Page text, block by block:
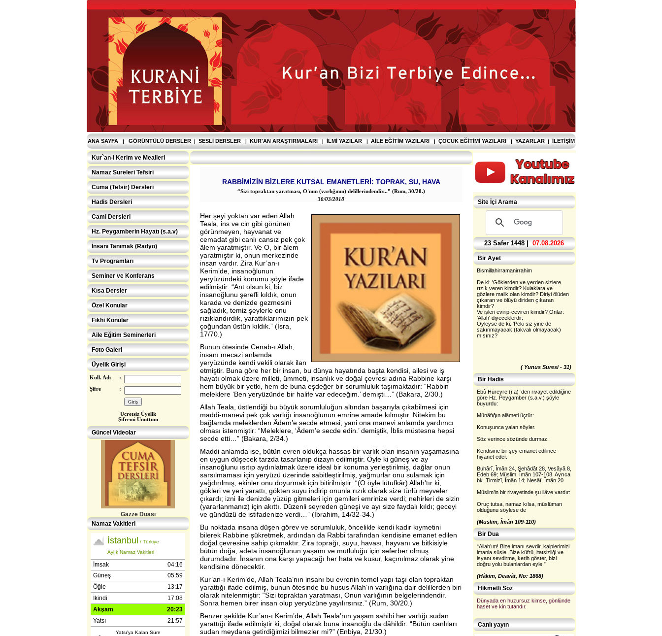
ANA SAYFA| GÖRÜNTÜLÜ DERSLER| SESLI DERSLER | KUR'AN ARAŞTIRMALARI | İLMI YAZILAR | AILE EĞITIM YAZILARI | ÇOCUK EĞITIMI YAZILARI | YAZARLAR| İLETIŞIM
Kur`an-i Kerim ve Mealleri
Namaz Sureleri Tefsiri
Cuma (Tefsir) Dersleri
Hadis Dersleri
Cami Dersleri
Hz. Peygamberin Hayatı (s.a.v)
İnsanı Tanımak (Radyo)
Tv Programları
Seminer ve Konferans
Kısa Dersler
Özel Konular
Fıkhi Konular
Aile Eğitim Seminerleri
Foto Galeri
Üyelik Girişi
Kull. Adı :
Şifre :
Ücretsiz Üyelik
Şifremi Unuttum
Güncel Videolar
Eğitimcilere ÖZEL
Gazze Duası
Gençlerle İletişim (Günışığı-
Reşitpaşa​) Abdülhamit Kahraman
Namaz Vakitleri
RABBİMİZİN BİZLERE KUTSAL EMANETLERİ: TOPRAK, SU, HAVA
“Sizi topraktan yaratması, O'nun (varlığının) delillerindendir...” (Rum, 30/20.)
30/03/2018
Her şeyi yoktan var eden Allah
Teala, ins ve cin gibi görünen
görünmeyen, hayvanat ve
cemadat gibi canlı cansız pek çok
âlem yaratmıştır. Ve O, bir âlem
yaratmıştır ki, onun merkezinde
insan vardır. Zira Kur’an-ı
Kerim’de, insanoğlunun
yeryüzündeki konumu şöyle ifade
edilmiştir: “Ant olsun ki, biz
insanoğlunu şerefli kıldık, onun
karada ve denizde gezmesini
sağladık, temiz şeylerle onu
rızıklandırdık, yarattıklarımızın pek
çoğundan üstün kıldık.” (İsra,
17/70.)
Bunun ötesinde Cenab-ı Allah,
insanı mecazi anlamda
yeryüzünde kendi vekili olarak ilan
etmiştir. Buna göre her bir insan, bu dünya hayatında başta kendisi, ailesi ve iş
hayatı olmak üzere milleti, ümmeti, insanlık ve doğal çevresi adına Rabbine karşı
hem büyük bir yetki, hem de buna eşdeğer bir sorumluluk taşımaktadır: “Rabbin
meleklere ‘Ben yeryüzünde bir halife var edeceğim.’ demişti…” (Bakara, 2/30.)
Allah Teala, üstlendiği bu büyük sorumluluğun altından başarıyla çıkabilmesi için
maddi-manevi pek çok varlığı insanoğlunun emrine amade kılmıştır. Nitekim bu
bağlamda meleklerden Âdem’e secde etmesi; yani ona manevi anlamda yardımcı
olması istenmiştir: “Meleklere, ‘Âdem’e secde edin.’ demiştik, İblis müstesna hepsi
secde etti…” (Bakara, 2/34.)
Maddi anlamda ise, bütün evren oldukça hassas bir varlık olan insanın yaşamasına
en uygun düşecek tarzda tasarlanıp dizayn edilmiştir. Öyle ki güneş ve ay
insanoğlunu ısıtıp aydınlatmak üzere ideal bir konuma yerleştirilmiş, dağlar onun
sarsılmaması için yeryüzü üzerinde sabitleştirilmiş, yağmurlar onu sulamak için
yağdırılmış, ekinler onu doyurmak için bitirilmiştir: “(O öyle lütufkâr) Allah'tır ki,
gökleri ve yeri yarattı, gökten suyu indirip onunla rızık olarak size türlü meyveler
çıkardı; izni ile denizde yüzüp gitmeleri için gemileri emrinize verdi; nehirleri de sizin
(yararlanmanız) için akıttı. Düzenli seyreden güneşi ve ayı size faydalı kıldı; geceyi
ve gündüzü de istifadenize verdi…” (İbrahim, 14/32-34.)
Bu noktada insana düşen görev ve sorumluluk, öncelikle kendi kadir kıymetini
bilerek Rabbine şükretmek, ardından da Rabbi tarafından kendisine emanet edilen
doğal çevresine sahip çıkmaktır. Zira toprağı, suyu, havası, hayvanı ve bitkisiyle
bütün doğa, adeta insanoğlunun yaşamı ve mutluluğu için seferber olmuş
durumdadır. İnsanın ona karşı yapacağı her hata ve kusur, kaçınılmaz olarak yine
kendisine dönecektir.
Kur’an-ı Kerim’de, Allah Teala’nın insanı bu evrenin temel yapı taşı olan topraktan
yarattığı ifade edilmiş, bunun ötesinde bu husus Allah’ın varlığına dair delillerden biri
olarak nitelenmiştir: “Sizi topraktan yaratması, Onun varlığının belgelerindendir.
Sonra hemen birer insan olup yeryüzüne yayılırsınız.” (Rum, 30/20.)
Benzer şekilde Kur’an-ı Kerim’de, Allah Teala’nın yaşam sahibi her varlığı sudan
yarattığı ifade edilmiştir ki, doğal olarak buna insanoğlu da dâhildir: “Bütün canlıları
sudan meydana getirdiğimizi bilmezler mi?” (Enbiya, 21/30.)
Site İçi Arama
23 Safer 1448 | 07.08.2026
Bir Ayet
Bismillahirramanirrahim
De ki: 'Göklerden ve yerden sizlere
rızık veren kimdir? Kulaklara ve
gözlere malik olan kimdir? Diriyi ölüden
çıkaran ve ölüyü diriden çıkaran
kimdir?
Ve işleri evirip-çeviren kimdir? Onlar:
'Allah' diyeceklerdir.
Öyleyse de ki: 'Peki siz yine de
sakınmayacak (takvalı olmayacak)
mısınız?
( Yunus Suresi - 31)
Bir Hadis
Ebû Hüreyre (r.a) ’den rivayet edildiğine
göre Hz. Peygamber (s.a.v.) şöyle
buyurdu:
Münâfığın alâmeti üçtür:
Konuşunca yalan söyler.
Söz verince sözünde durmaz.
Kendisine bir şey emanet edilince
hiyanet eder.
Buhârî, Îmân 24, Şehâdât 28, Vesâyâ 8,
Edeb 69; Müslim, Îmân 107-108. Ayrıca
bk. Tirmizî, Îmân 14; Nesâî, Îmân 20
Müslim’in bir rivayetinde şu ilâve vardır:
Oruç tutsa, namaz kılsa, müslüman
olduğunu söylese de
(Müslim, Îmân 109-110)
Bir Dua
“Allah’ım! Bize imanı sevdir, kalplerimizi
imanla süsle. Bize küfrü, itatsizliği ve
isyanı sevdirme, kerih göster, bizi
doğru yolu bulanlardan eyle.”
(Hâkim, Deavât, No: 1868)
Hikmetli Söz
Dünyada en huzursuz kimse, gönlünde
haset ve kin tutandır.
Canlı yayın